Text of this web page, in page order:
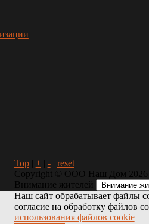
Top| +| -| reset
Copyright © ООО Наш Дом
Внимание жителей
Наш сайт обрабатывает файлы
согласие на обработку файлов
использования файлов cookie